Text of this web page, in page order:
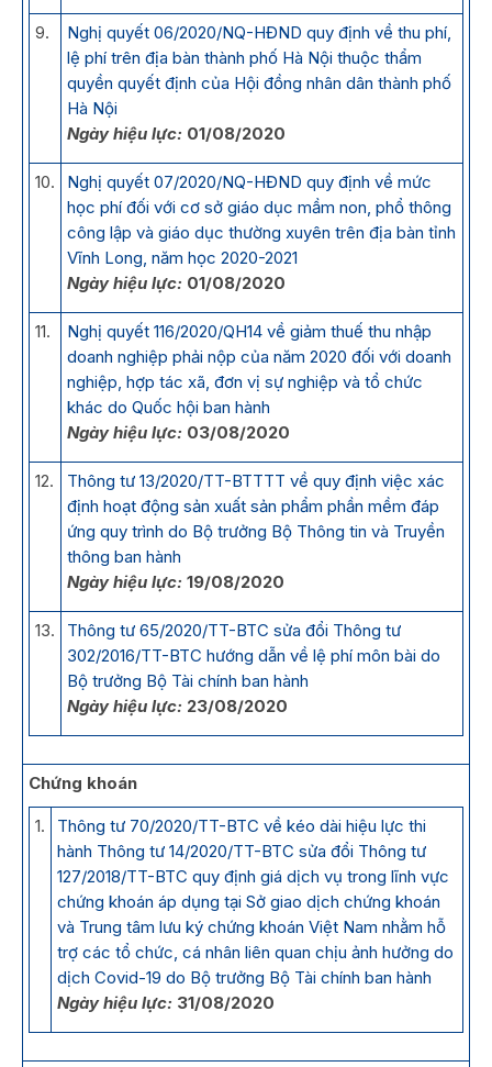
9.
Nghị quyết 06/2020/NQ-HĐND quy định về thu phí,
lệ phí trên địa bàn thành phố Hà Nội thuộc thẩm
quyền quyết định của Hội đồng nhân dân thành phố
Hà Nội
Ngày hiệu lực: 01/08/2020
10.
Nghị quyết 07/2020/NQ-HĐND quy định về mức
học phí đối với cơ sở giáo dục mầm non, phổ thông
công lập và giáo dục thường xuyên trên địa bàn tỉnh
Vĩnh Long, năm học 2020-2021
Ngày hiệu lực: 01/08/2020
11.
Nghị quyết 116/2020/QH14 về giảm thuế thu nhập
doanh nghiệp phải nộp của năm 2020 đối với doanh
nghiệp, hợp tác xã, đơn vị sự nghiệp và tổ chức
khác do Quốc hội ban hành
Ngày hiệu lực: 03/08/2020
12.
Thông tư 13/2020/TT-BTTTT về quy định việc xác
định hoạt động sản xuất sản phẩm phần mềm đáp
ứng quy trình do Bộ trưởng Bộ Thông tin và Truyền
thông ban hành
Ngày hiệu lực: 19/08/2020
13.
Thông tư 65/2020/TT-BTC sửa đổi Thông tư
302/2016/TT-BTC hướng dẫn về lệ phí môn bài do
Bộ trưởng Bộ Tài chính ban hành
Ngày hiệu lực: 23/08/2020
Chứng khoán
1.
Thông tư 70/2020/TT-BTC về kéo dài hiệu lực thi
hành Thông tư 14/2020/TT-BTC sửa đổi Thông tư
127/2018/TT-BTC quy định giá dịch vụ trong lĩnh vực
chứng khoán áp dụng tại Sở giao dịch chứng khoán
và Trung tâm lưu ký chứng khoán Việt Nam nhằm hỗ
trợ các tổ chức, cá nhân liên quan chịu ảnh hưởng do
dịch Covid-19 do Bộ trưởng Bộ Tài chính ban hành
Ngày hiệu lực: 31/08/2020